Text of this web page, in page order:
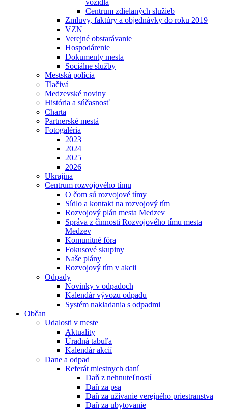
vozidla
Centrum zdielaných služieb
Zmluvy, faktúry a objednávky do roku 2019
VZN
Verejné obstarávanie
Hospodárenie
Dokumenty mesta
Sociálne služby
Mestská polícia
Tlačivá
Medzevské noviny
História a súčasnosť
Charta
Partnerské mestá
Fotogaléria
2023
2024
2025
2026
Ukrajina
Centrum rozvojového tímu
O čom sú rozvojové tímy
Sídlo a kontakt na rozvojový tím
Rozvojový plán mesta Medzev
Správa z činnosti Rozvojového tímu mesta
Medzev
Komunitné fóra
Fokusové skupiny
Naše plány
Rozvojový tím v akcii
Odpady
Novinky v odpadoch
Kalendár vývozu odpadu
Systém nakladania s odpadmi
Občan
Udalosti v meste
Aktuality
Úradná tabuľa
Kalendár akcií
Dane a odpad
Referát miestnych daní
Daň z nehnuteľností
Daň za psa
Daň za užívanie verejného priestranstva
Daň za ubytovanie